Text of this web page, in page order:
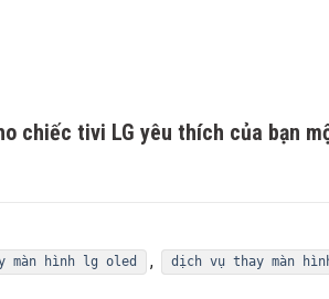
chiếc tivi LG yêu thích của bạn
màn hình lg oled ,
dịch vụ thay màn